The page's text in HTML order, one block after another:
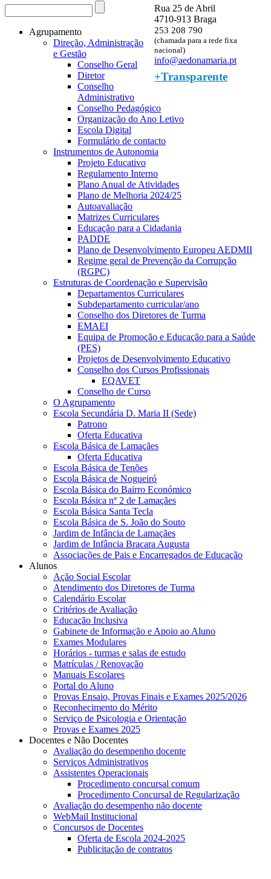
Rua 25 de Abril
4710-913 Braga
253 208 790
(chamada para a rede fixa
nacional)
info@aedonamaria.pt
+Transparente
Formulário de procura
Procurar
Agrupamento
Direção, Administração
e Gestão
Conselho Geral
Diretor
Conselho
Administrativo
Conselho Pedagógico
Organização do Ano Letivo
Escola Digital
Formulário de contacto
Instrumentos de Autonomia
Projeto Educativo
Regulamento Interno
Plano Anual de Atividades
Plano de Melhoria 2024/25
Autoavaliação
Matrizes Curriculares
Educação para a Cidadania
PADDE
Plano de Desenvolvimento Europeu AEDMII
Regime geral de Prevenção da Corrupção
(RGPC)
Estruturas de Coordenação e Supervisão
Departamentos Curriculares
Subdepartamento curricular/ano
Conselho dos Diretores de Turma
EMAEI
Equipa de Promoção e Educação para a Saúde
(PES)
Projetos de Desenvolvimento Educativo
Conselho dos Cursos Profissionais
EQAVET
Conselho de Curso
O Agrupamento
Escola Secundária D. Maria II (Sede)
Patrono
Oferta Educativa
Escola Básica de Lamaçães
Oferta Educativa
Escola Básica de Tenões
Escola Básica de Nogueiró
Escola Básica do Bairro Económico
Escola Básica nº 2 de Lamaçães
Escola Básica Santa Tecla
Escola Básica de S. João do Souto
Jardim de Infância de Lamaçães
Jardim de Infância Bracara Augusta
Associações de Pais e Encarregados de Educação
Alunos
Ação Social Escolar
Atendimento dos Diretores de Turma
Calendário Escolar
Critérios de Avaliação
Educação Inclusiva
Gabinete de Informação e Apoio ao Aluno
Exames Modulares
Horários - turmas e salas de estudo
Matrículas / Renovação
Manuais Escolares
Portal do Aluno
Provas Ensaio, Provas Finais e Exames 2025/2026
Reconhecimento do Mérito
Serviço de Psicologia e Orientação
Provas e Exames 2025
Docentes e Não Docentes
Avaliação do desempenho docente
Serviços Administrativos
Assistentes Operacionais
Procedimento concursal comum
Procedimento Concursal de Regularização
Avaliação do desempenho não docente
WebMail Institucional
Concursos de Docentes
Oferta de Escola 2024-2025
Publicitação de contratos